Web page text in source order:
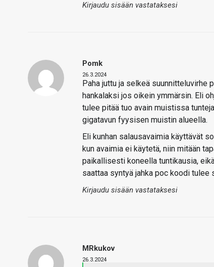
Kirjaudu sisään vastataksesi
Pomk
26.3.2024
Paha juttu ja selkeä suunnitteluvirhe
hankalaksi jos oikein ymmärsin. Eli
tulee pitää tuo avain muistissa
gigatavun fyysisen muistin alueella.
Eli kunhan salausavaimia käyttävät
kun avaimia ei käytetä, niin mitään
paikallisesti koneella tuntikausia,
saattaa syntyä jahka poc koodi
Kirjaudu sisään vastataksesi
MRkukov
26.3.2024